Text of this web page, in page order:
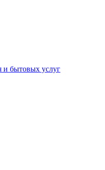
и бытовых услуг